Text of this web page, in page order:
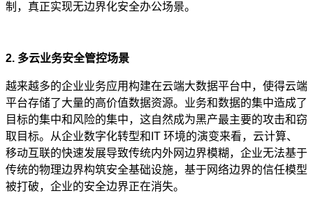
制，真正实现无边界化安全办公场景。
2. 多云业务安全管控场景
越来越多的企业业务应用构建在云端大数据平台中，使得云端
平台存储了大量的高价值数据资源。业务和数据的集中造成了
目标的集中和风险的集中，这自然成为黑产最主要的攻击和窃
取目标。从企业数字化转型和IT 环境的演变来看，云计算、
移动互联的快速发展导致传统内外网边界模糊，企业无法基于
传统的物理边界构筑安全基础设施，基于网络边界的信任模型
被打破，企业的安全边界正在消失。